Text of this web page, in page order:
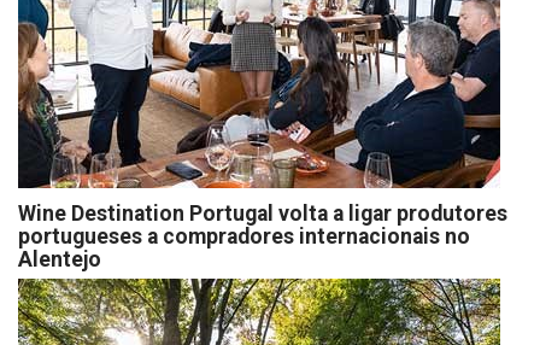
Wine Destination Portugal volta a ligar produtores
portugueses a compradores internacionais no
Alentejo